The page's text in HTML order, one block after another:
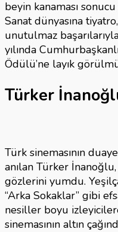
beyin kanaması
Sanat dünyasına
unutulmaz
yılında
Ödülü’ne layık
Türker
Türk sinemasının
anılan Türker
gözlerini yumdu.
“Arka Sokaklar” gibi
nesiller boyu
sinemasının altın